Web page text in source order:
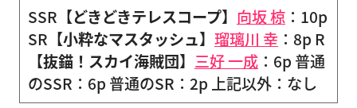
SSR【どきどきテレスコープ】 向坂 椋 ：10p
SR【小粋なマスタッシュ】 瑠璃川 幸 ：8p R
【抜錨！スカイ海賊団】 三好 一成 ：6p 普通
のSSR：6p 普通のSR：2p 上記以外：なし